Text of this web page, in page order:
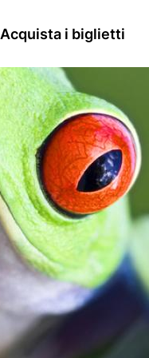
Acquista i biglietti